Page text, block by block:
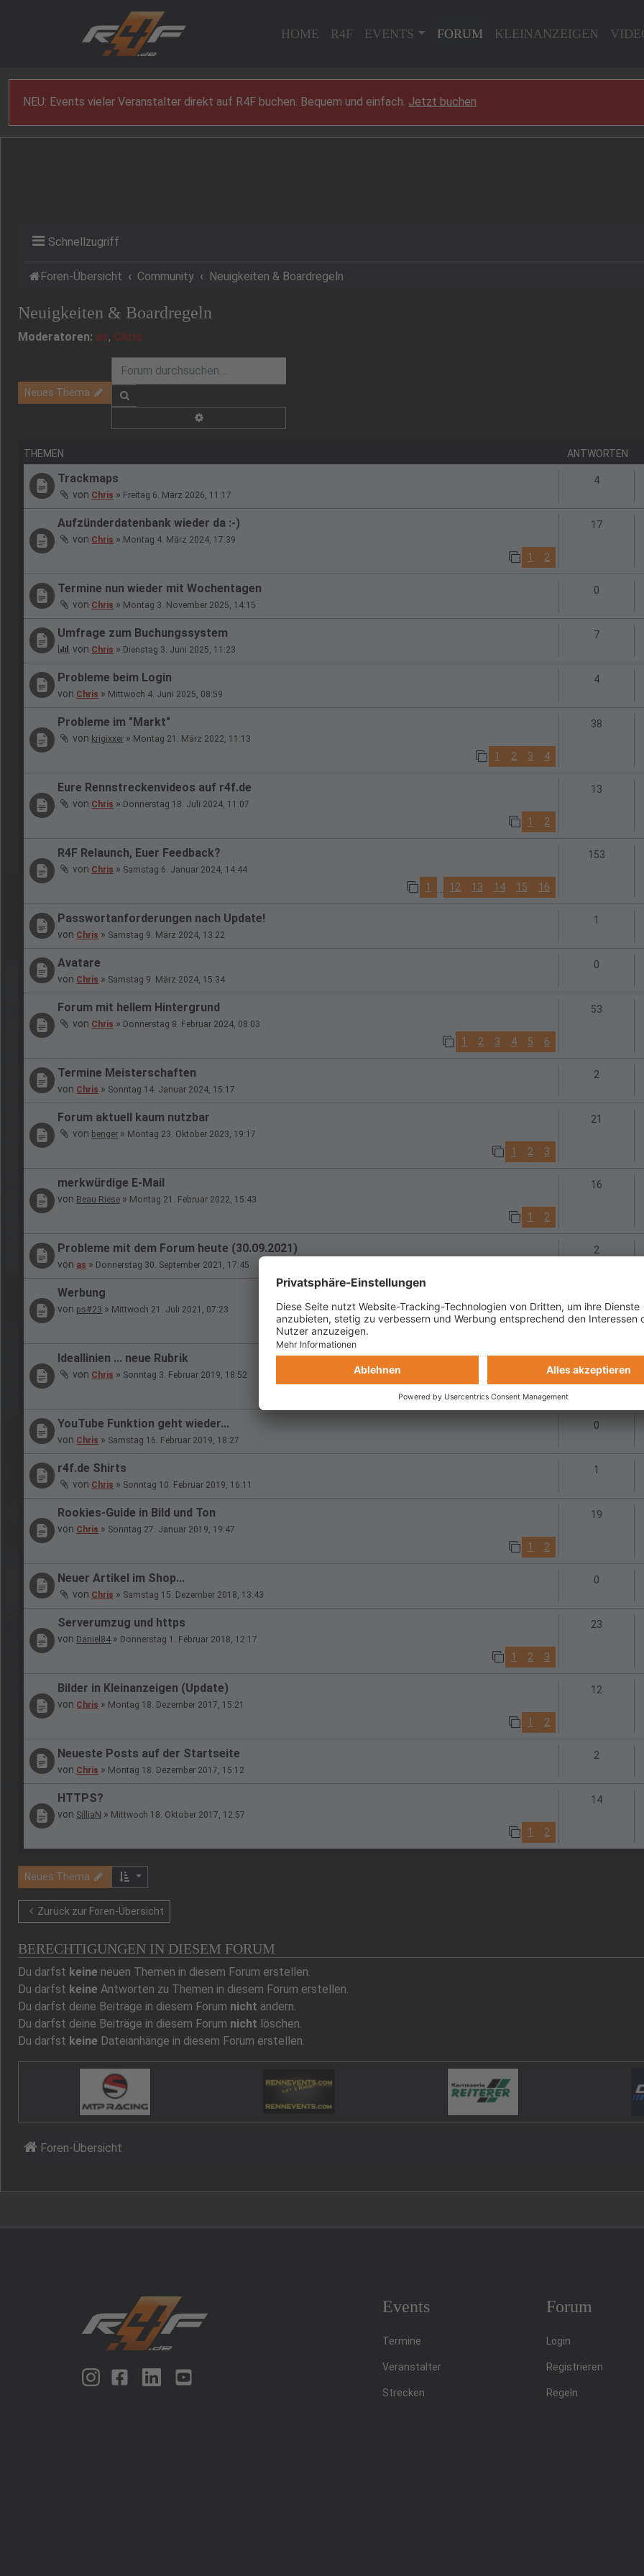
HOME R4F EVENTS FORUM KLEINANZEIGEN
NEU: Events vieler Veranstalter direkt auf R4F buchen. Bequem und einfach. Jetzt buchen
Schnellzugriff
Foren-Übersicht Community Neuigkeiten & Boardregeln
Neuigkeiten & Boardregeln
Moderatoren: as, Chris
Neues Thema
THEMEN ANTWORTEN
Trackmaps
von Chris » Freitag 6. März 2026, 11:17
4Antworten
Aufzünderdatenbank wieder da :-)
von Chris » Montag 4. März 2024, 17:39
1 2
17
Termine nun wieder mit Wochentagen
von Chris » Montag 3. November 2025, 14:15
0
Umfrage zum Buchungssystem
von Chris » Dienstag 3. Juni 2025, 11:23
7Antworten
Probleme beim Login
von Chris » Mittwoch 4. Juni 2025, 08:59
4Antworten
Probleme im "Markt"
von krigixxer » Montag 21. März 2022, 11:13
1 2 3 4
38
Eure Rennstreckenvideos auf r4f.de
von Chris » Donnerstag 18. Juli 2024, 11:07
1 2
13
R4F Relaunch, Euer Feedback?
von Chris » Samstag 6. Januar 2024, 14:44
1 12 13 14 15 16
153
Passwortanforderungen nach Update!
von Chris » Samstag 9. März 2024, 13:22
1
Avatare
von Chris » Samstag 9. März 2024, 15:34
0
Forum mit hellem Hintergrund
von Chris » Donnerstag 8. Februar 2024, 08:03
1 2 3 4 5 6
53
Termine Meisterschaften
von Chris » Sonntag 14. Januar 2024, 15:17
2
Forum aktuell kaum nutzbar
von benger » Montag 23. Oktober 2023, 19:17
1 2 3
21
merkwürdige E-Mail
von Beau Riese » Montag 21. Februar 2022, 15:43
1 2
16
Probleme mit dem Forum heute (30.09.2021)
von as » Donnerstag 30. September 2021, 17:45
2
Werbung
von ps#23 » Mittwoch 21. Juli 2021, 07:23
1 2 3
Ideallinien ... neue Rubrik
von Chris » Sonntag 3. Februar 2019, 18:52
1 … 12 13 14
141
YouTube Funktion geht wieder...
von Chris » Samstag 16. Februar 2019, 18:27
0
r4f.de Shirts
von Chris » Sonntag 10. Februar 2019, 16:11
1
Rookies-Guide in Bild und Ton
von Chris » Sonntag 27. Januar 2019, 19:47
1 2
19
Neuer Artikel im Shop...
von Chris » Samstag 15. Dezember 2018, 13:43
0
Serverumzug und https
von Daniel84 » Donnerstag 1. Februar 2018, 12:17
1 2 3
23
Bilder in Kleinanzeigen (Update)
von Chris » Montag 18. Dezember 2017, 15:21
1 2
12
Neueste Posts auf der Startseite
von Chris » Montag 18. Dezember 2017, 15:12
2
HTTPS?
von SilliaN » Mittwoch 18. Oktober 2017, 12:57
1 2
14
Neues Thema
Zurück zur Foren-Übersicht
BERECHTIGUNGEN IN DIESEM FORUM
Du darfst keine neuen Themen in diesem Forum erstellen.
Du darfst keine Antworten zu Themen in diesem Forum erstellen.
Du darfst deine Beiträge in diesem Forum nicht ändern.
Du darfst deine Beiträge in diesem Forum nicht löschen.
Du darfst keine Dateianhänge in diesem Forum erstellen.
Foren-Übersicht
Events
Termine
Veranstalter
Strecken
Forum
Login
Registrieren
Regeln